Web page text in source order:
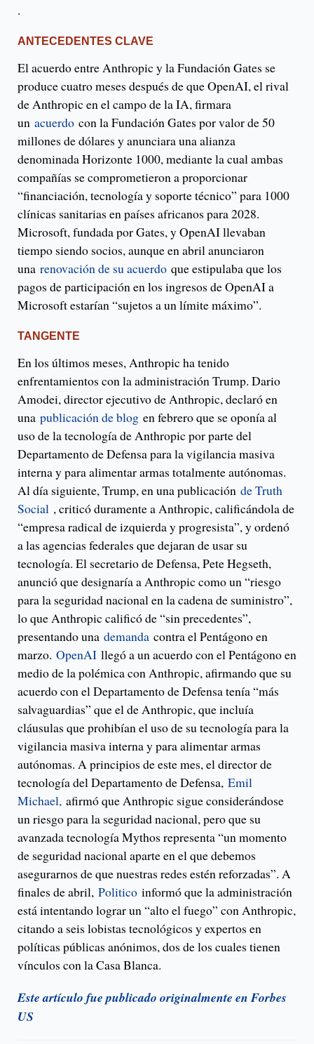
.
ANTECEDENTES CLAVE
El acuerdo entre Anthropic y la Fundación Gates se
produce cuatro meses después de que OpenAI, el rival
de Anthropic en el campo de la IA, firmara
un acuerdo con la Fundación Gates por valor de 50
millones de dólares y anunciara una alianza
denominada Horizonte 1000, mediante la cual ambas
compañías se comprometieron a proporcionar
“financiación, tecnología y soporte técnico” para 1000
clínicas sanitarias en países africanos para 2028.
Microsoft, fundada por Gates, y OpenAI llevaban
tiempo siendo socios, aunque en abril anunciaron
una renovación de su acuerdo que estipulaba que los
pagos de participación en los ingresos de OpenAI a
Microsoft estarían “sujetos a un límite máximo”.
TANGENTE
En los últimos meses, Anthropic ha tenido
enfrentamientos con la administración Trump. Dario
Amodei, director ejecutivo de Anthropic, declaró en
una publicación de blog en febrero que se oponía al
uso de la tecnología de Anthropic por parte del
Departamento de Defensa para la vigilancia masiva
interna y para alimentar armas totalmente autónomas.
Al día siguiente, Trump, en una publicación de Truth
Social , criticó duramente a Anthropic, calificándola de
“empresa radical de izquierda y progresista”, y ordenó
a las agencias federales que dejaran de usar su
tecnología. El secretario de Defensa, Pete Hegseth,
anunció que designaría a Anthropic como un “riesgo
para la seguridad nacional en la cadena de suministro”,
lo que Anthropic calificó de “sin precedentes”,
presentando una demanda contra el Pentágono en
marzo. OpenAI llegó a un acuerdo con el Pentágono en
medio de la polémica con Anthropic, afirmando que su
acuerdo con el Departamento de Defensa tenía “más
salvaguardias” que el de Anthropic, que incluía
cláusulas que prohibían el uso de su tecnología para la
vigilancia masiva interna y para alimentar armas
autónomas. A principios de este mes, el director de
tecnología del Departamento de Defensa, Emil
Michael, afirmó que Anthropic sigue considerándose
un riesgo para la seguridad nacional, pero que su
avanzada tecnología Mythos representa “un momento
de seguridad nacional aparte en el que debemos
asegurarnos de que nuestras redes estén reforzadas”. A
finales de abril, Politico informó que la administración
está intentando lograr un “alto el fuego” con Anthropic,
citando a seis lobistas tecnológicos y expertos en
políticas públicas anónimos, dos de los cuales tienen
vínculos con la Casa Blanca.
Este artículo fue publicado originalmente en Forbes
US